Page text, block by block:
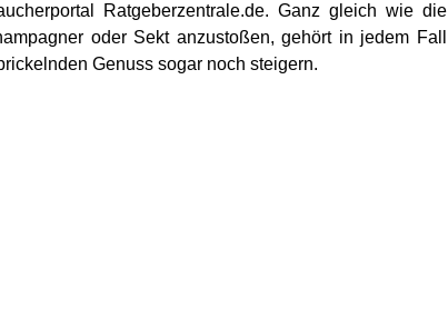
Ratgeberzentrale.de. Ganz gleich wie die
oder Sekt anzustoßen, gehört in jedem Fall
Genuss sogar noch steigern.